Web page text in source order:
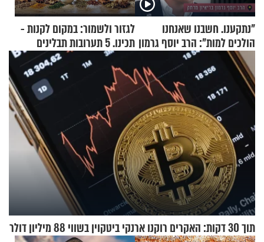
"נתקענו. חשבנו שאנחנו
הולכים למות": הרב יוסף גרמון
בריאיון מרתק
לגזור ולשמור: במקום לקנות -
תכינו. 5 תערובות תבלינים
שמתאימות להכל
תוך 30 דקות: האקרים רוקנו ארנקי ביטקוין בשווי 88 מיליון דולר